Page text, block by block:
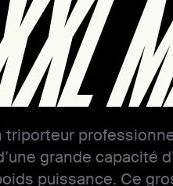
triporteur
grande capacité
puissance. Ce